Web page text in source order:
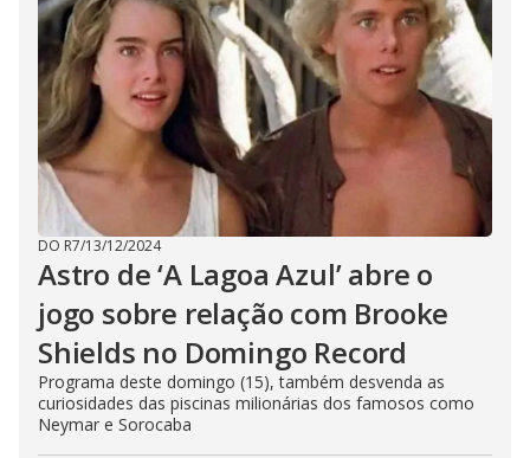
DO R7/13/12/2024
Astro de ‘A Lagoa Azul’ abre o
jogo sobre relação com Brooke
Shields no Domingo Record
Programa deste domingo (15), também desvenda as
curiosidades das piscinas milionárias dos famosos como
Neymar e Sorocaba